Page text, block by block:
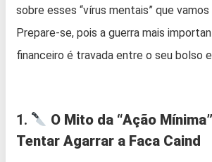
sobre esses “vírus mentais” que
Prepare-se, pois a guerra mais
financeiro é travada entre o seu bolso
1.
O Mito da “Ação
Tentar Agarrar a Faca Caind